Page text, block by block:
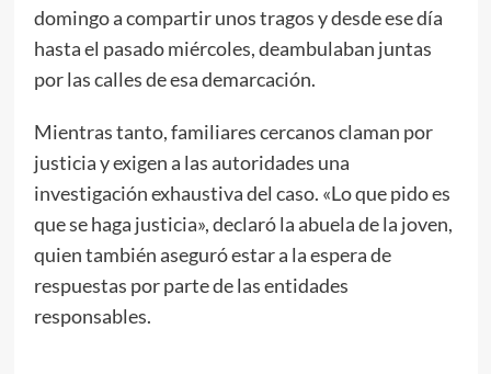
domingo a compartir unos tragos y desde ese día
hasta el pasado miércoles, deambulaban juntas
por las calles de esa demarcación.
Mientras tanto, familiares cercanos claman por
justicia y exigen a las autoridades una
investigación exhaustiva del caso. «Lo que pido es
que se haga justicia», declaró la abuela de la joven,
quien también aseguró estar a la espera de
respuestas por parte de las entidades
responsables.